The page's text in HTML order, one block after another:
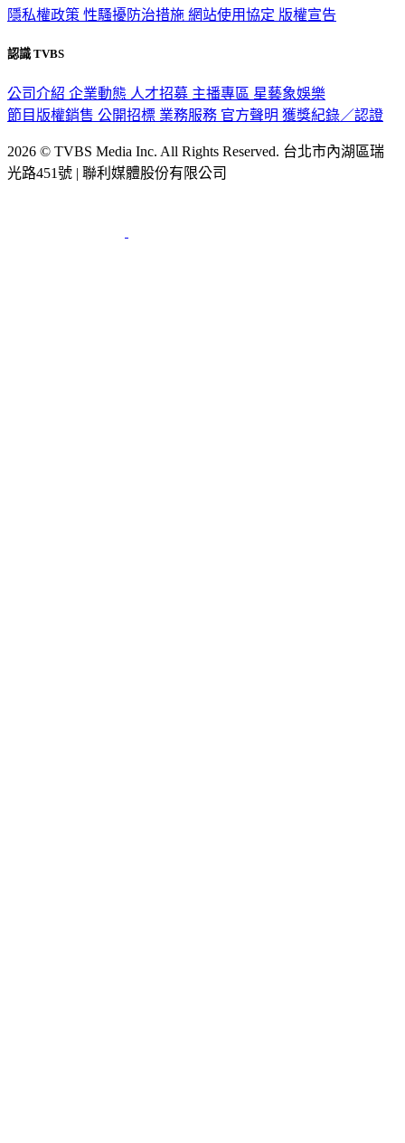
隱私權政策 性騷擾防治措施 網站使用協定 版權宣告
認識 TVBS
公司介紹 企業動態 人才招募 主播專區 星藝象娛樂
節目版權銷售 公開招標 業務服務 官方聲明 獲獎紀錄／認證
2026 © TVBS Media Inc. All Rights Reserved. 台北市內湖區瑞
光路451號 | 聯利媒體股份有限公司